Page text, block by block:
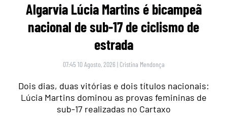
Algarvia Lúcia Martins é bicampeã
nacional de sub-17 de ciclismo de
estrada
07:45 10 Agosto, 2026 | Cristina Mendonça
Dois dias, duas vitórias e dois títulos nacionais:
Lúcia Martins dominou as provas femininas de
sub-17 realizadas no Cartaxo